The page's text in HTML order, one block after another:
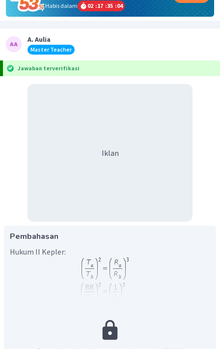
Habis dalam
02 :17 :35 :03
A. Aulia
Master Teacher
Jawaban terverifikasi
Iklan
Pembahasan
Hukum II Kepler: